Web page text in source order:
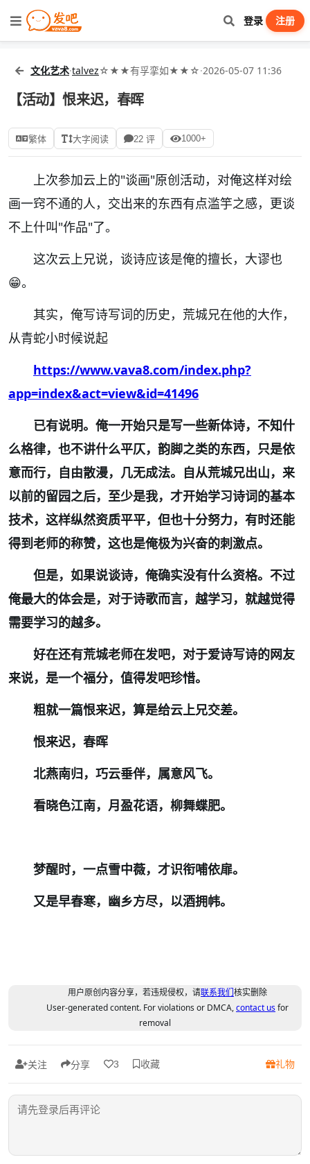
登录 注册
文化艺术·talvez☆★★有孚挛如★★☆·2026-05-07 11:36
【活动】恨来迟，春晖
繁体 大字阅读 22 评 1000+
上次参加云上的"谈画"原创活动，对俺这样对绘
画一窍不通的人，交出来的东西有点滥竽之感，更谈
不上什叫"作品"了。
这次云上兄说，谈诗应该是俺的擅长，大谬也
😁。
其实，俺写诗写词的历史，荒城兄在他的大作，
从青蛇小时候说起
https://www.vava8.com/index.php?
app=index&act=view&id=41496
已有说明。俺一开始只是写一些新体诗，不知什
么格律，也不讲什么平仄，韵脚之类的东西，只是依
意而行，自由散漫，几无成法。自从荒城兄出山，来
以前的留园之后，至少是我，才开始学习诗词的基本
技术，这样纵然资质平平，但也十分努力，有时还能
得到老师的称赞，这也是俺极为兴奋的刺激点。
但是，如果说谈诗，俺确实没有什么资格。不过
俺最大的体会是，对于诗歌而言，越学习，就越觉得
需要学习的越多。
好在还有荒城老师在发吧，对于爱诗写诗的网友
来说，是一个福分，值得发吧珍惜。
粗就一篇恨来迟，算是给云上兄交差。
恨来迟，春晖
北燕南归，巧云垂伴，属意风飞。
看晓色江南，月盈花语，柳舞蝶肥。
梦醒时，一点雪中薇，才识衔哺依扉。
又是早春寒，幽乡方尽，以酒拥帏。
用户原创内容分享，若违规侵权，请联系我们核实删除
User-generated content. For violations or DMCA,contact usfor
removal
关注 分享 3 收藏 礼物